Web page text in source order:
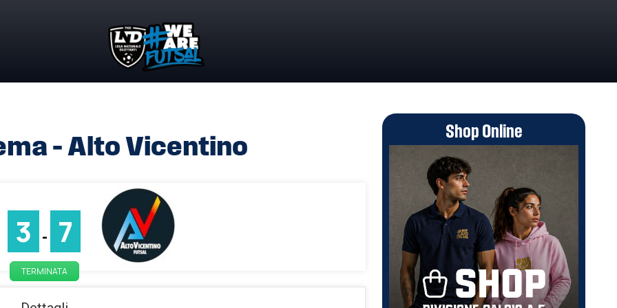
– Alto Vicentino
3 - 7
TERMINATA
Shop Online